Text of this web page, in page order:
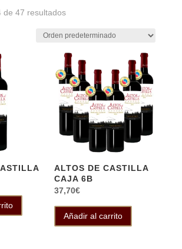
de 47 resultados
ALTOS DE CASTILLA
CAJA 6B
37,70€
Añadir al carrito